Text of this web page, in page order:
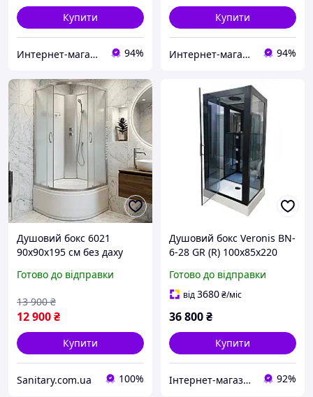
Купити
Интернет-магазин Строй Дом 94%
Купити
Интернет-магазин Строй Дом 94%
Душовий бокс 6021
90x90х195 см без даху
стінками матове скло на
Готово до відправки
12 900₴
13 900 ₴
Купити
Sanitary.com.ua 100%
Душовий бокс Veronis BN-
6-28 GR (R) 100х85х220
Готово до відправки
від3680₴/міс
36 800₴
Купити
Інтернет-магазин дверей, сантехніки та меблів «Хутко» 92%